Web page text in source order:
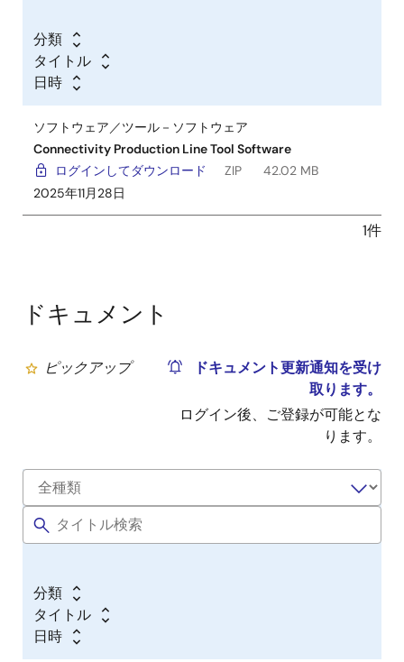
分類
タイトル
日時
ソフトウェア／ツール－ソフトウェア
Connectivity Production Line Tool Software
ログインしてダウンロード
ZIP
42.02 MB
2025年11月28日
1件
ドキュメント
ピックアップ
ドキュメント更新通知を受け
取ります。
ログイン後、ご登録が可能とな
ります。
分類
タイトル
日時